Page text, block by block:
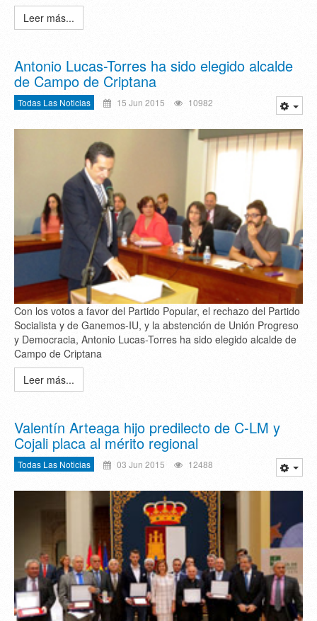
Leer más...
Antonio Lucas-Torres ha sido elegido alcalde
de Campo de Criptana
Todas Las Noticias 15 Jun 2015 10982
Con los votos a favor del Partido Popular, el rechazo del Partido
Socialista y de Ganemos-IU, y la abstención de Unión Progreso
y Democracia, Antonio Lucas-Torres ha sido elegido alcalde de
Campo de Criptana
Leer más...
Valentín Arteaga hijo predilecto de C-LM y
Cojali placa al mérito regional
Todas Las Noticias 03 Jun 2015 12488